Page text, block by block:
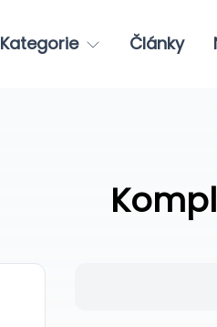
Kategorie Články